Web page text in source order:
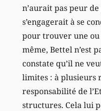
n’aurait pas peur
s’engagerait à se
pour trouver une ou
même, Bettel n’est
constate qu’il ne
limites : à plusieurs
responsabilité de
structures. Cela lui